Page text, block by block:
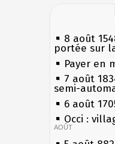
8 août
portée sur
Payer en
7 août
semi-
6 août
Occi :
AOÛT